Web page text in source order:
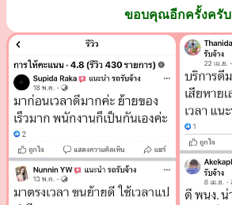
ขอบคุณอีกครั้งครับ